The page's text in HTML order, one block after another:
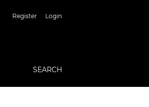
Register Login
SEARCH